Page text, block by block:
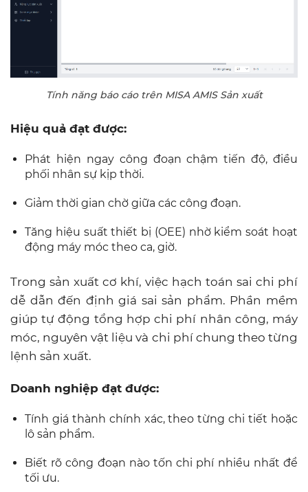
Tính năng báo cáo trên MISA AMIS Sản xuất
Hiệu quả đạt được:
Phát hiện ngay công đoạn chậm tiến độ, điều
phối nhân sự kịp thời.
Giảm thời gian chờ giữa các công đoạn.
Tăng hiệu suất thiết bị (OEE) nhờ kiểm soát hoạt
động máy móc theo ca, giờ.
Trong sản xuất cơ khí, việc hạch toán sai chi phí
dễ dẫn đến định giá sai sản phẩm. Phần mềm
giúp tự động tổng hợp chi phí nhân công, máy
móc, nguyên vật liệu và chi phí chung theo từng
lệnh sản xuất.
Doanh nghiệp đạt được:
Tính giá thành chính xác, theo từng chi tiết hoặc
lô sản phẩm.
Biết rõ công đoạn nào tốn chi phí nhiều nhất để
tối ưu.